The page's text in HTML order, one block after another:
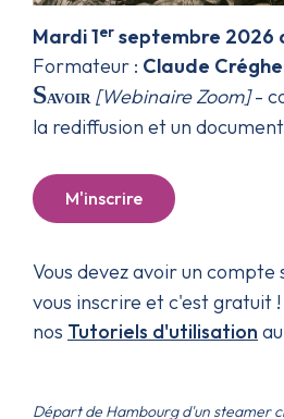
Mardi 1er septembre 2026
Formateur : Claude
Savoir [Webinaire Zoom]-
la rediffusion et un
M'inscrire
Vous devez avoir un compte
vous inscrire et c'est gratuit
nos Tutoriels d'utilisation
Départ de Hambourg d'un steamer